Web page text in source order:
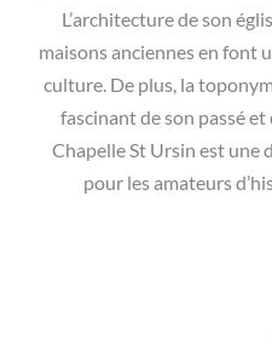
L’architecture de son
maisons anciennes en font
culture. De plus, la
fascinant de son passé
Chapelle St Ursin est
pour les amateurs